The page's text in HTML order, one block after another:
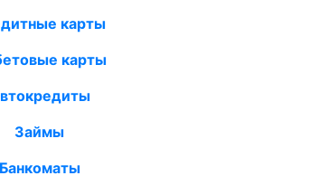
карты
карты
Займы
Банкоматы